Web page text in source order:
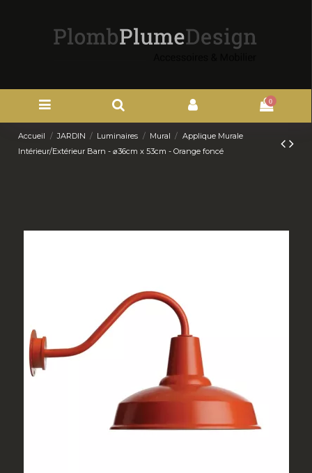
0
Accueil JARDIN Luminaires Mural
Applique Murale
Intérieur/Extérieur Barn - ⌀36cm x 53cm - Orange foncé